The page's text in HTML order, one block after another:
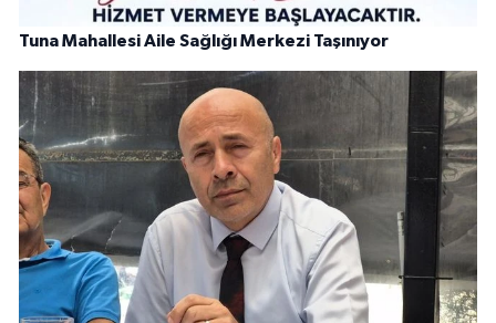
Tuna Mahallesi Aile Sağlığı Merkezi Taşınıyor